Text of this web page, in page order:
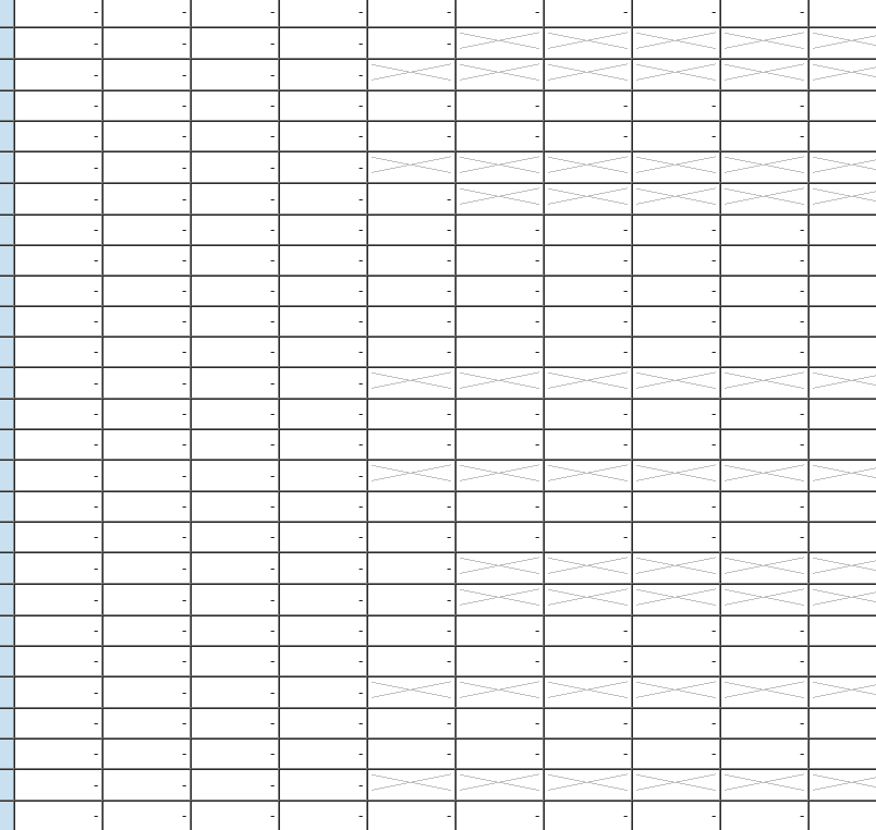
- - - - - - - -
-
- - - -
-
- - -
-
- - - - - - - -
-
- - - - - - - -
-
- - -
-
- - - -
-
- - - - - - - -
-
- - - - - - - -
-
- - - - - - - -
-
- - - - - - - -
-
- - - - - - - -
-
- - -
-
- - - - - - - -
-
- - - - - - - -
-
- - -
-
- - - - - - - -
-
- - - - - - - -
-
- - - -
-
- - - -
-
- - - - - - - -
-
- - - - - - - -
-
- - -
-
- - - - - - - -
-
- - - - - - - -
-
- - -
-
- - - - - - - -
-